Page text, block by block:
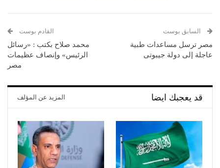
السابق بوست
مصر ترسل مساعدات طبية
عاجلة إلى دولة جيبوتى
القادم بوست
محمد صلاح بكتب : «رسائل
الرئيس» وإنصاف عظيمات
مصر
قد يعجبك ايضا المزيد عن المؤلف